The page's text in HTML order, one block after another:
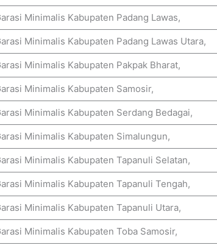
Minimalis Kabupaten Padang Lawas,
Minimalis Kabupaten Padang Lawas Utara,
Minimalis Kabupaten Pakpak Bharat,
Minimalis Kabupaten Samosir,
Minimalis Kabupaten Serdang Bedagai,
Minimalis Kabupaten Simalungun,
Minimalis Kabupaten Tapanuli Selatan,
Minimalis Kabupaten Tapanuli Tengah,
Minimalis Kabupaten Tapanuli Utara,
Minimalis Kabupaten Toba Samosir,